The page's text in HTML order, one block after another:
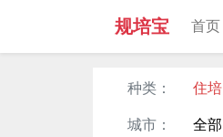
规培宝 首页
种类： 住培
城市：
全部